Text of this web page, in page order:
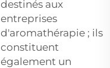
destinés aux
entreprises
d'aromathérapie ; ils
constituent
également un